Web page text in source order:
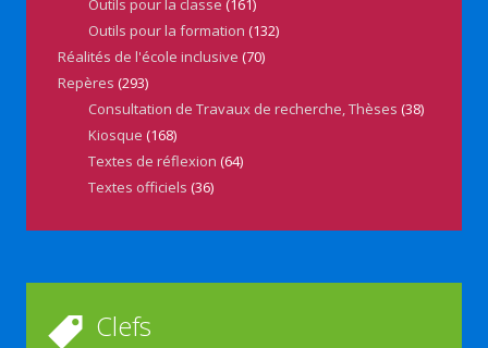
Outils pour la classe (161)
Outils pour la formation (132)
Réalités de l'école inclusive (70)
Repères (293)
Consultation de Travaux de recherche, Thèses (38)
Kiosque (168)
Textes de réflexion (64)
Textes officiels (36)
Clefs